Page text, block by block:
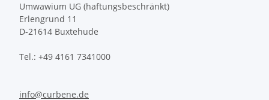
Umwawium UG (haftungsbeschränkt)
Erlengrund 11
D-21614 Buxtehude
Tel.: +49 4161 7341000
info@curbene.de